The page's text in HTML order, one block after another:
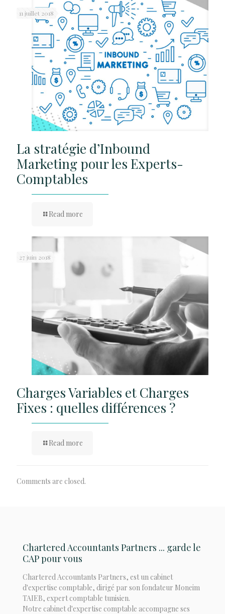
11 juillet 2018
La stratégie d’Inbound
Marketing pour les Experts-
Comptables
Read more
27 juin 2018
Charges Variables et Charges
Fixes : quelles différences ?
Read more
Comments are closed.
Chartered Accountants Partners ... garde le
CAP pour vous
Chartered Accountants Partners, est un cabinet
d'expertise comptable, dirigé par son fondateur Moneim
TAIEB, expert comptable tunisien.
Notre cabinet d'expertise comptable accompagne ses